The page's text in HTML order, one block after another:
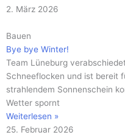
2. März 2026
Bauen
Bye bye Winter!
Team Lüneburg
Schneeflocken und ist bereit
strahlendem Sonnenschein
Wetter spornt
Weiterlesen »
25. Februar 2026